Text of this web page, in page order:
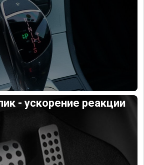
- ускорение реакции